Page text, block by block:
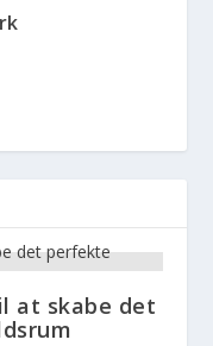
at skabe det